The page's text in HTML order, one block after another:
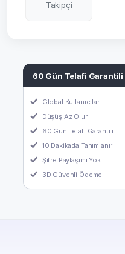
Takipçi
60 Gün Telafi Garantili
Global Kullanıcılar
Düşüş Az Olur
60 Gün Telafi Garantili
10 Dakikada Tanımlanır
Şifre Paylaşımı Yok
3D Güvenli Ödeme